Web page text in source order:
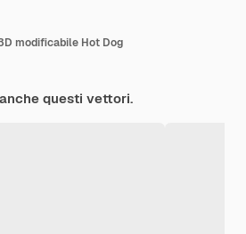
modificabile Hot Dog
questi vettori.